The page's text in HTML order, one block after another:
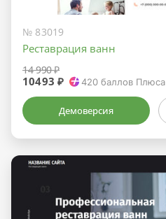
№ 83019
Реставрация ванн
14 990 ₽
10493 ₽ 420 баллов Плюса
Демоверсия